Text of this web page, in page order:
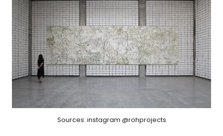
Sources: instagram @rohprojects